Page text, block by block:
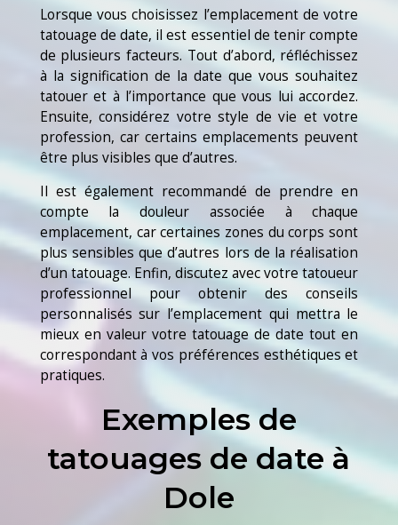
Lorsque vous choisissez l’emplacement de votre
tatouage de date, il est essentiel de tenir compte
de plusieurs facteurs. Tout d’abord, réfléchissez
à la signification de la date que vous souhaitez
tatouer et à l’importance que vous lui accordez.
Ensuite, considérez votre style de vie et votre
profession, car certains emplacements peuvent
être plus visibles que d’autres.
Il est également recommandé de prendre en
compte la douleur associée à chaque
emplacement, car certaines zones du corps sont
plus sensibles que d’autres lors de la réalisation
d’un tatouage. Enfin, discutez avec votre tatoueur
professionnel pour obtenir des conseils
personnalisés sur l’emplacement qui mettra le
mieux en valeur votre tatouage de date tout en
correspondant à vos préférences esthétiques et
pratiques.
Exemples de
tatouages de date à
Dole